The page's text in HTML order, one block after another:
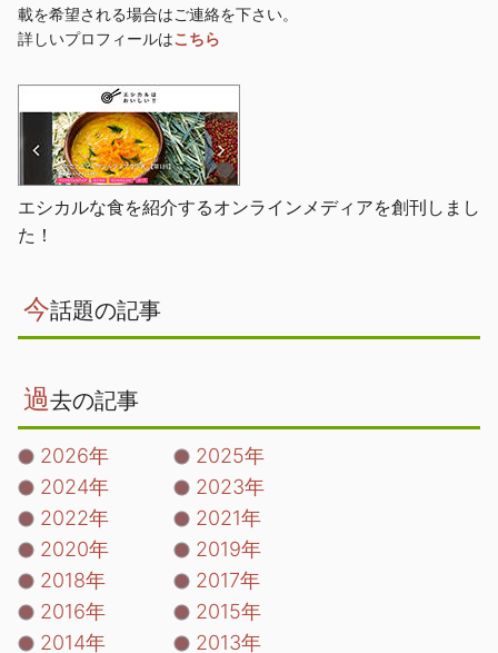
載を希望される場合はご連絡を下さい。
詳しいプロフィールはこちら
エシカルな食を紹介するオンラインメディアを創刊しまし
た！
今話題の記事
過去の記事
2026年
2025年
2024年
2023年
2022年
2021年
2020年
2019年
2018年
2017年
2016年
2015年
2014年
2013年